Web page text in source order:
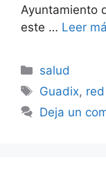
Ayuntamiento
este … Leer
Categorías
salud
Etiquetas
Guadix,
Deja un